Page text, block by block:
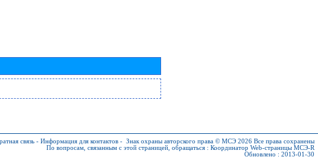
связь - Информация для контактов - Знак охраны авторского права © МСЭ 2026 Все права сохранены
По вопросам, связанным с этой страницей, обращаться : Координатор Web-страницы МСЭ-R
Обновлено : 2013-01-30